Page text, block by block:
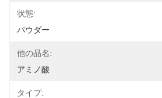
状態:
パウダー
他の品名:
アミノ酸
タイプ: